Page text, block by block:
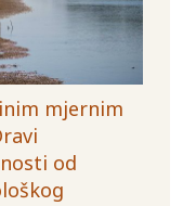
mjernim
od